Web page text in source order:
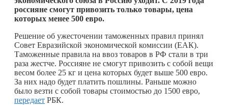
россияне смогут привозить только товары, цена
которых менее 500 евро.
Решение об ужесточении таможенных правил принял
Совет Евразийской экономической комиссии (ЕАК).
Таможенные правила на ввоз товаров в РФ стали в три
раза жестче. Россияне не смогут привозить с собой вещи
весом более 25 кг и цена которых будет выше 500 евро.
За них надо будет платить пошлины. Раньше можно
было везти с собой товары стоимостью до 1500 евро,
передает РБК.